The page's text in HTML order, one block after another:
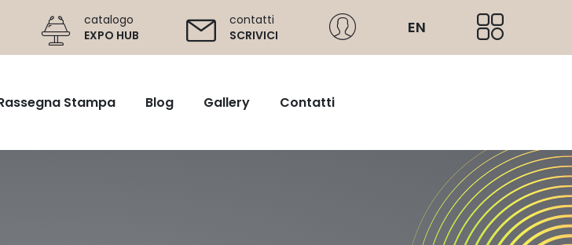
catalogo
EXPO HUB
contatti
SCRIVICI
EN
Stampa Blog Gallery Contatti